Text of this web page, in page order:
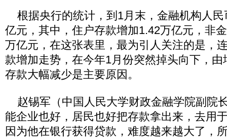
根据央行的统计，到1月末，金融机构人民
亿元，其中，住户存款增加1.42万亿元，非
万亿元，在这张表里，最为引人关注的是，
款增加走势，在今年1月份突然掉头向下，
存款大幅减少是主要原因。
赵锡军（中国人民大学财政金融学院副院
能企业也好，居民也好把存款拿出来，去用
因为他在银行获得贷款，难度越来越大了，